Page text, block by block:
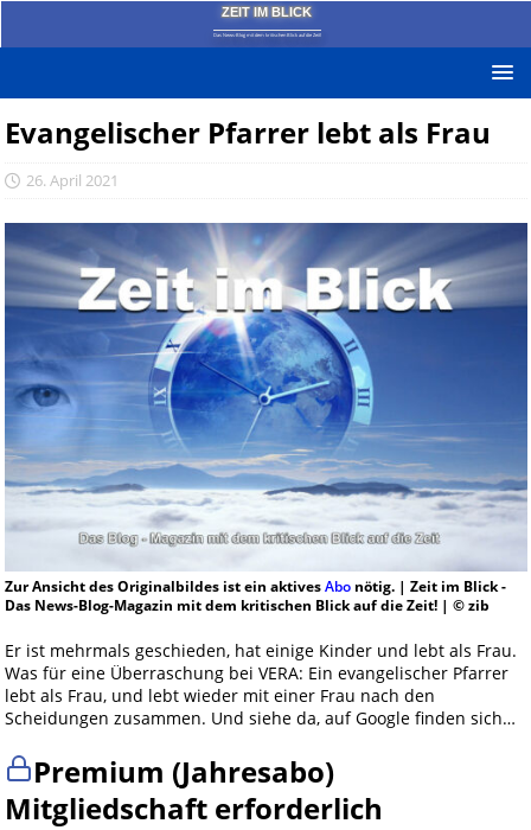
ZEIT IM BLICK
Das News-Blog mit dem kritischen Blick auf die Zeit!
Evangelischer Pfarrer lebt als Frau
26. April 2021
Zur Ansicht des Originalbildes ist ein aktivesAbonötig. | Zeit im Blick -
Das News-Blog-Magazin mit dem kritischen Blick auf die Zeit! | © zib
Er ist mehrmals geschieden, hat einige Kinder und lebt als Frau.
Was für eine Überraschung bei VERA: Ein evangelischer Pfarrer
lebt als Frau, und lebt wieder mit einer Frau nach den
Scheidungen zusammen. Und siehe da, auf Google finden sich…
Premium (Jahresabo)
Mitgliedschaft erforderlich